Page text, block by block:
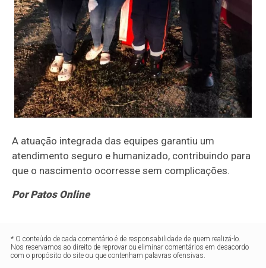
A atuação integrada das equipes garantiu um
atendimento seguro e humanizado, contribuindo para
que o nascimento ocorresse sem complicações.
Por Patos Online
* O conteúdo de cada comentário é de responsabilidade de quem realizá-lo.
Nos reservamos ao direito de reprovar ou eliminar comentários em desacordo
com o propósito do site ou que contenham palavras ofensivas.